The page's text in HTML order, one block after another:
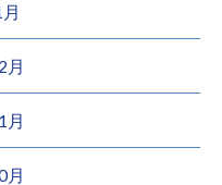
月
月
月